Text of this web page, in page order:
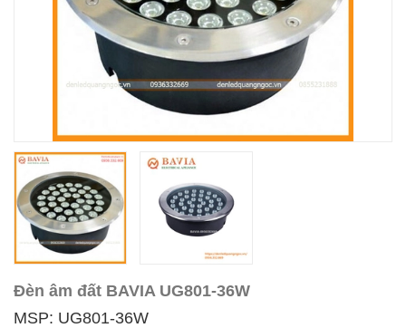
Đèn âm đất BAVIA UG801-36W
MSP: UG801-36W